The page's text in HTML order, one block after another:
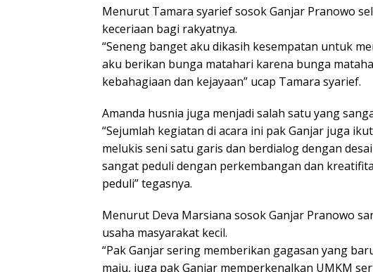
Menurut Tamara syarief sosok Ganjar Pranowo
keceriaan bagi rakyatnya.
“Seneng banget aku dikasih kesempatan untuk
aku berikan bunga matahari karena bunga
kebahagiaan dan kejayaan” ucap Tamara syarief.
Amanda husnia juga menjadi salah satu yang
“Sejumlah kegiatan di acara ini pak Ganjar juga
melukis seni satu garis dan berdialog dengan
sangat peduli dengan perkembangan dan
peduli” tegasnya.
Menurut Deva Marsiana sosok Ganjar Pranowo
usaha masyarakat kecil.
“Pak Ganjar sering memberikan gagasan yang
maju, juga pak Ganjar memperkenalkan UMKM